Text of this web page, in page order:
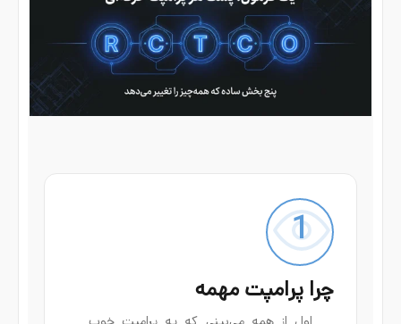
1
چرا پرامپت مهمه